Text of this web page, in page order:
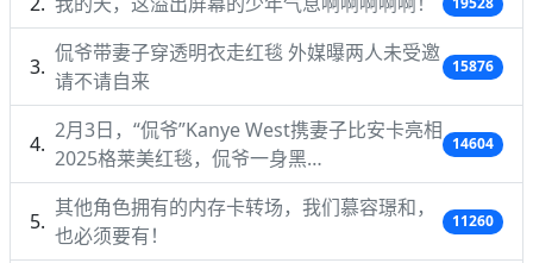
侃爷带妻子穿透明衣走红毯 外媒曝两人未受邀
请不请自来
15876
2月3日，“侃爷”Kanye West携妻子比安卡亮相
2025格莱美红毯，侃爷一身黑…
14604
其他角色拥有的内存卡转场，我们慕容璟和，
也必须要有！
11260